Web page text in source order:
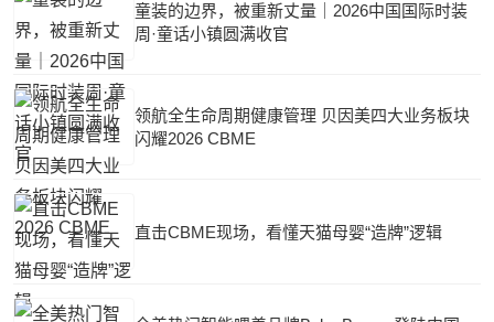
童装的边界，被重新丈量｜2026中国国际时装
周·童话小镇圆满收官
领航全生命周期健康管理 贝因美四大业务板块
闪耀2026 CBME
直击CBME现场，看懂天猫母婴“造牌”逻辑